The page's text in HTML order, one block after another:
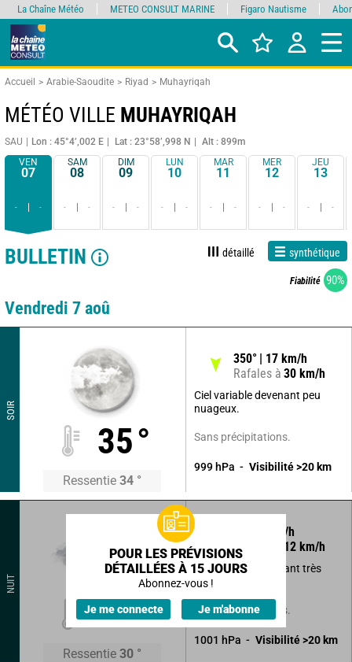
Accueil Arabie-Saoudite Riyad Muhayriqah
MÉTÉO VILLE MUHAYRIQAH
SAU Lon : 45°4’,002 E Lat : 23°58’,998 N
Alt : 899m
VEN
07
- -
SAM
08
- -
DIM
09
- -
LUN
10
- -
MAR
11
- -
MER
12
- -
JEU
13
- -
BULLETIN détaillé synthétique
Fiabilité 90%
Vendredi 7 aoû
SOIR
35°
Ressentie 34 °
350° 17 km/h
Rafales à 30 km/h
Ciel variable devenant peu
nuageux.
Sans précipitations.
999 hPa Visibilité >20 km
NUIT
31°
Ressentie 30 °
km/h
Rafales à
12 km/h
Ciel variable devenant très
nuageux.
Sans précipitations.
1001 hPa Visibilité >20 km
POUR LES PRÉVISIONS
DÉTAILLÉES À 15 JOURS
Abonnez-vous !
Je me connecte Je m'abonne
La Chaîne Météo METEO CONSULT MARINE Figaro Nautisme